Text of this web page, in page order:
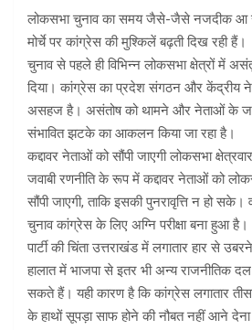
लोकसभा चुनाव का समय जैसे-जैसे नजदीक आ
मोर्चे पर कांग्रेस की मुश्किलें बढ़ती दिख रही हैं।
चुनाव से पहले ही विभिन्न लोकसभा क्षेत्रों में
दिया। कांग्रेस का प्रदेश संगठन और केंद्रीय
असहज है। असंतोष को थामने और नेताओं के
संभावित झटके का आकलन किया जा रहा है।
कद्दावर नेताओं को सौंपी जाएगी लोकसभा क्षेत्रवार
जवाबी रणनीति के रूप में कद्दावर नेताओं को
सौंपी जाएगी, ताकि इसकी पुनरावृत्ति न हो
चुनाव कांग्रेस के लिए अग्नि परीक्षा बना हुआ है।
पार्टी की चिंता उत्तराखंड में लगातार हार से
हालात में भाजपा से इतर भी अन्य राजनीतिक
सकते हैं। यही कारण है कि कांग्रेस लगातार
के हाथों सूपड़ा साफ होने की नौबत नहीं आने देना